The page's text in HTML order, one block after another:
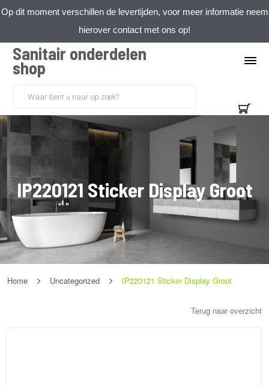
Op dit moment verschillen de levertijden, voor meer informatie neem
hierover contact met ons op!
Sanitair onderdelen
shop
IP220121 Sticker Display Groot
Home Uncategorized IP220121 Sticker Display Groot
Terug naar overzicht